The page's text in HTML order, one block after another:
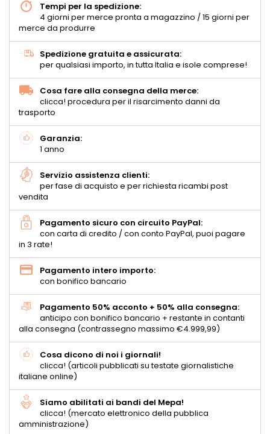
Tempi per la spedizione:
4 giorni per merce pronta a magazzino / 15 giorni per
merce da produrre
Spedizione gratuita e assicurata:
per qualsiasi importo, in tutta Italia e isole comprese!
Cosa fare alla consegna della merce:
clicca! procedura per il risarcimento danni da
trasporto
Garanzia:
1 anno
Servizio assistenza clienti:
per fase di acquisto e per richiesta ricambi post
vendita
Pagamento sicuro con circuito PayPal:
con carta di credito / con conto PayPal, puoi pagare
in 3 rate!
Pagamento intero importo:
con bonifico bancario
Pagamento 50% acconto + 50% alla consegna:
anticipo con bonifico bancario + restante in contanti
alla consegna (contrassegno massimo €4.999,99)
Cosa dicono di noi i giornali!
clicca! (articoli pubblicati su testate giornalistiche
italiane online)
Siamo abilitati ai bandi del Mepa!
clicca! (mercato elettronico della pubblica
amministrazione)